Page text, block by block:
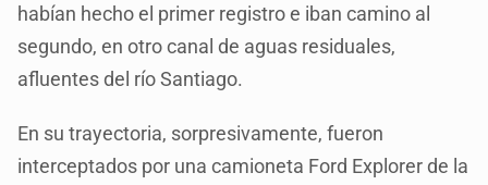
habían hecho el primer registro e iban camino al
segundo, en otro canal de aguas residuales,
afluentes del río Santiago.
En su trayectoria, sorpresivamente, fueron
interceptados por una camioneta Ford Explorer de la